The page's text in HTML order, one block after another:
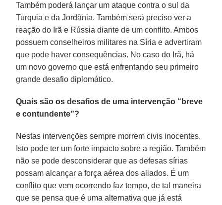
Também poderá lançar um ataque contra o sul da
Turquia e da Jordânia. Também será preciso ver a
reação do Irã e Rússia diante de um conflito. Ambos
possuem conselheiros militares na Síria e advertiram
que pode haver consequências. No caso do Irã, há
um novo governo que está enfrentando seu primeiro
grande desafio diplomático.
Quais são os desafios de uma intervenção “breve
e contundente”?
Nestas intervenções sempre morrem civis inocentes.
Isto pode ter um forte impacto sobre a região. Também
não se pode desconsiderar que as defesas sírias
possam alcançar a força aérea dos aliados. É um
conflito que vem ocorrendo faz tempo, de tal maneira
que se pensa que é uma alternativa que já está